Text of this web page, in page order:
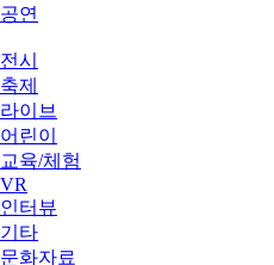
공연
전시
축제
라이브
어린이
교육/체험
VR
인터뷰
기타
문화자료